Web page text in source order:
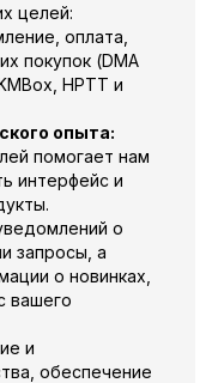
целей:
оплата,
покупок (DMA
HPTT и
опыта:
помогает нам
интерфейс и
о
запросы, а
о новинках,
вашего
и
обеспечение